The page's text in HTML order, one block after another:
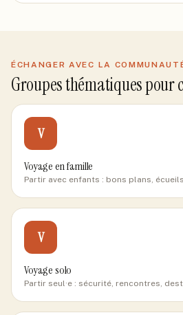
ÉCHANGER AVEC LA
Groupes thématiques pour
V
Voyage en famille
Partir avec enfants : bons plans,
V
Voyage solo
Partir seul·e : sécurité, rencontres,